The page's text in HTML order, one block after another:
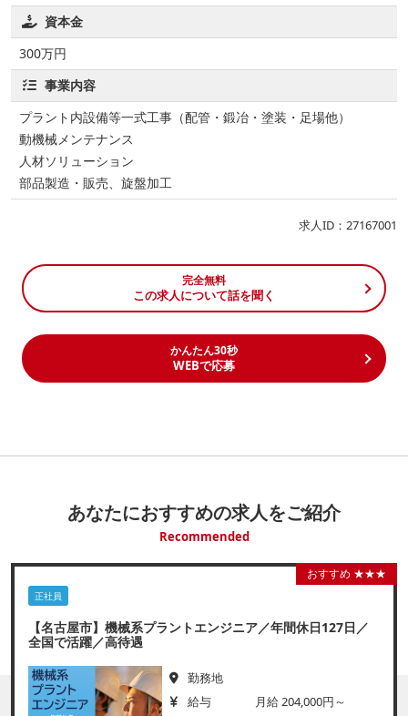
資本金
300万円
事業内容
プラント内設備等一式工事（配管・鍛冶・塗装・足場他）
動機械メンテナンス
​人材ソリューション
​​部品製造・販売、旋盤加工
求人ID：27167001
完全無料
この求人について話を聞く
かんたん30秒
WEBで応募
あなたにおすすめの求人をご紹介
Recommended
おすすめ ★★★
正社員
【名古屋市】機械系プラントエンジニア／年間休日127日／
全国で活躍／高待遇
勤務地
給与
月給 204,000円～